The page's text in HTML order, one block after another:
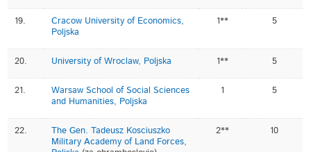
19.
Cracow University of Economics,
Poljska
1** 5
20. University of Wroclaw, Poljska 1** 5
21.
Warsaw School of Social Sciences
and Humanities, Poljska
1 5
22.
The Gen. Tadeusz Kosciuszko
Military Academy of Land Forces,
2** 10